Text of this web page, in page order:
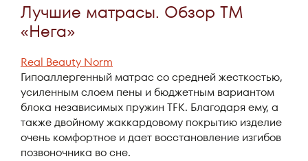
Лучшие матрасы. Обзор ТМ
«Нега»
Real Beauty Norm
Гипоаллергенный матрас со средней жесткостью,
усиленным слоем пены и бюджетным вариантом
блока независимых пружин TFK. Благодаря ему, а
также двойному жаккардовому покрытию изделие
очень комфортное и дает восстановление изгибов
позвоночника во сне.